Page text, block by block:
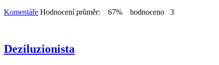
Komentáře Hodnocení průměr: 67% hodnoceno 3
Deziluzionista